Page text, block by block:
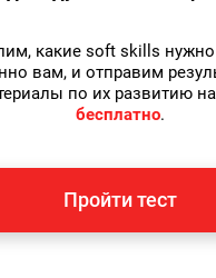
Непознанное
Кшеминский
по теме
какие soft skills нужно
вам, и отправим
по их развитию
бесплатно.
Пройти тест